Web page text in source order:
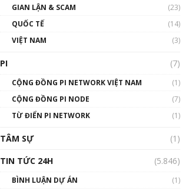
01:32:59
Talkshow17: Mùa đông
Crypto – Chiếc khăn gió ấm
01:49:30
GIAN LẬN & SCAM
(23)
QUỐC TẾ
(14)
VIỆT NAM
(3)
PI (7)
CỘNG ĐỒNG PI NETWORK VIỆT NAM
(1)
CỘNG ĐỒNG PI NODE
(7)
TỪ ĐIỂN PI NETWORK
(1)
TÂM SỰ
(1)
TIN TỨC 24H
(5.846)
BÌNH LUẬN DỰ ÁN
(1)